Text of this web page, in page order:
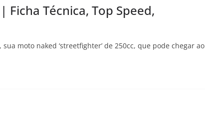
Ficha Técnica, Top Speed,
moto naked ‘streetfighter’ de 250cc, que pode chegar ao